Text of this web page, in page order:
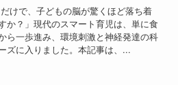
けで、子どもの脳が驚くほど落ち着
？」現代のスマート育児は、単に食
ら一歩進み、環境刺激と神経発達の科
ズに入りました。本記事は、...